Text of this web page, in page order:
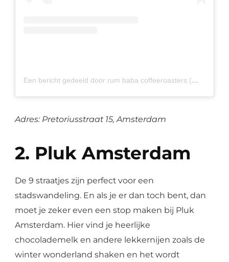
Een bericht gedeeld door rum baba coffeeroasters (@rumbaba33)
Adres: Pretoriusstraat 15, Amsterdam
2. Pluk Amsterdam
De 9 straatjes zijn perfect voor een
stadswandeling. En als je er dan toch bent, dan
moet je zeker even een stop maken bij Pluk
Amsterdam. Hier vind je heerlijke
chocolademelk en andere lekkernijen zoals de
winter wonderland shaken en het wordt